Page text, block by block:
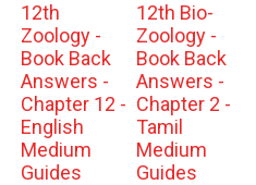
12th
Zoology -
Book Back
Answers -
Chapter 12 -
English
Medium
Guides
12th Bio-
Zoology -
Book Back
Answers -
Chapter 2 -
Tamil
Medium
Guides